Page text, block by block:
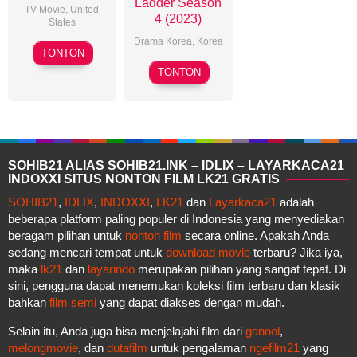
TV Movie United
States
Mark
Jean
TONTON
4 (2023)
Drama Korea Korea
21
May
TONTON
SOHIB21 ALIAS SOHIB21.INK – IDLIX – LAYARKACA21
INDOXXI SITUS NONTON FILM LK21 GRATIS
SOHIB21, IDLIX, INDOXXI, LK21 dan Layarkaca21 adalah
beberapa platform paling populer di Indonesia yang menyediakan
beragam pilihan untuk nonton film secara online. Apakah Anda
sedang mencari tempat untuk download movie terbaru? Jika iya,
maka lk21 dan layarindo merupakan pilihan yang sangat tepat. Di
sini, pengguna dapat menemukan koleksi film terbaru dan klasik
bahkan film semi yang dapat diakses dengan mudah.
Selain itu, Anda juga bisa menjelajahi film dari ganool,
melongmovie, dan dutafilm untuk pengalaman ngefilm21 yang